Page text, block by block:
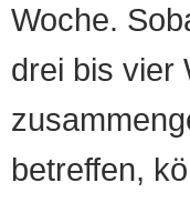
Woche.
drei bis vier
betreffen,